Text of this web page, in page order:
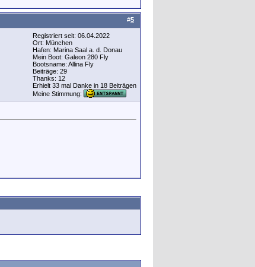
#5
Registriert seit: 06.04.2022
Ort: München
Hafen: Marina Saal a. d. Donau
Mein Boot: Galeon 280 Fly
Bootsname: Allina Fly
Beiträge: 29
Thanks: 12
Erhielt 33 mal Danke in 18 Beiträgen
Meine Stimmung: